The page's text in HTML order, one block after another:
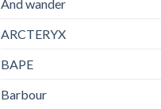
And wander
ARCTERYX
BAPE
Barbour